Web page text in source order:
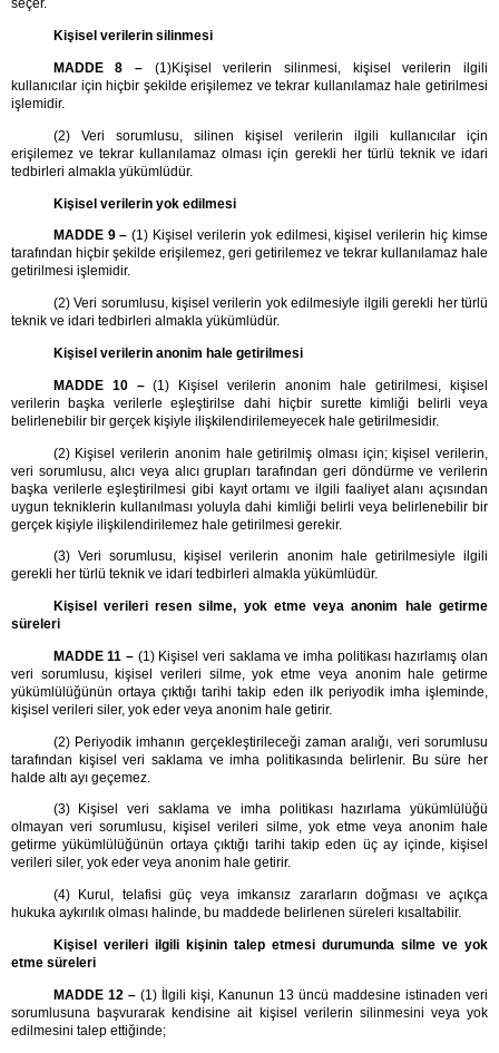
seçer.
Kişisel verilerin silinmesi
MADDE 8 – (1)Kişisel verilerin silinmesi, kişisel verilerin ilgili
kullanıcılar için hiçbir şekilde erişilemez ve tekrar kullanılamaz hale getirilmesi
işlemidir.
(2) Veri sorumlusu, silinen kişisel verilerin ilgili kullanıcılar için
erişilemez ve tekrar kullanılamaz olması için gerekli her türlü teknik ve idari
tedbirleri almakla yükümlüdür.
Kişisel verilerin yok edilmesi
MADDE 9 – (1) Kişisel verilerin yok edilmesi, kişisel verilerin hiç kimse
tarafından hiçbir şekilde erişilemez, geri getirilemez ve tekrar kullanılamaz hale
getirilmesi işlemidir.
(2) Veri sorumlusu, kişisel verilerin yok edilmesiyle ilgili gerekli her türlü
teknik ve idari tedbirleri almakla yükümlüdür.
Kişisel verilerin anonim hale getirilmesi
MADDE 10 –(1) Kişisel verilerin anonim hale getirilmesi, kişisel
verilerin başka verilerle eşleştirilse dahi hiçbir surette kimliği belirli veya
belirlenebilir bir gerçek kişiyle ilişkilendirilemeyecek hale getirilmesidir.
(2) Kişisel verilerin anonim hale getirilmiş olması için; kişisel verilerin,
veri sorumlusu, alıcı veya alıcı grupları tarafından geri döndürme ve verilerin
başka verilerle eşleştirilmesi gibi kayıt ortamı ve ilgili faaliyet alanı açısından
uygun tekniklerin kullanılması yoluyla dahi kimliği belirli veya belirlenebilir bir
gerçek kişiyle ilişkilendirilemez hale getirilmesi gerekir.
(3) Veri sorumlusu, kişisel verilerin anonim hale getirilmesiyle ilgili
gerekli her türlü teknik ve idari tedbirleri almakla yükümlüdür.
Kişisel verileri resen silme, yok etme veya anonim hale getirme
süreleri
MADDE 11 – (1) Kişisel veri saklama ve imha politikası hazırlamış olan
veri sorumlusu, kişisel verileri silme, yok etme veya anonim hale getirme
yükümlülüğünün ortaya çıktığı tarihi takip eden ilk periyodik imha işleminde,
kişisel verileri siler, yok eder veya anonim hale getirir.
(2) Periyodik imhanın gerçekleştirileceği zaman aralığı, veri sorumlusu
tarafından kişisel veri saklama ve imha politikasında belirlenir. Bu süre her
halde altı ayı geçemez.
(3) Kişisel veri saklama ve imha politikası hazırlama yükümlülüğü
olmayan veri sorumlusu, kişisel verileri silme, yok etme veya anonim hale
getirme yükümlülüğünün ortaya çıktığı tarihi takip eden üç ay içinde, kişisel
verileri siler, yok eder veya anonim hale getirir.
(4) Kurul, telafisi güç veya imkansız zararların doğması ve açıkça
hukuka aykırılık olması halinde, bu maddede belirlenen süreleri kısaltabilir.
Kişisel verileri ilgili kişinin talep etmesi durumunda silme ve yok
etme süreleri
MADDE 12 – (1) İlgili kişi, Kanunun 13 üncü maddesine istinaden veri
sorumlusuna başvurarak kendisine ait kişisel verilerin silinmesini veya yok
edilmesini talep ettiğinde;